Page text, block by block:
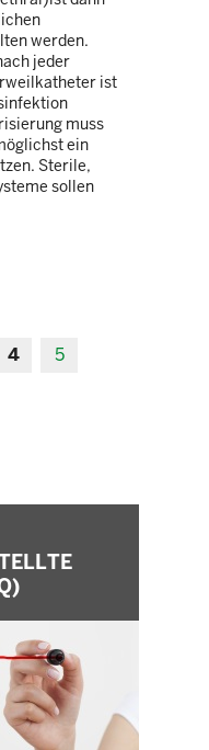
werden.
jeder
ist
muss
ein
Sterile,
sollen
4
5